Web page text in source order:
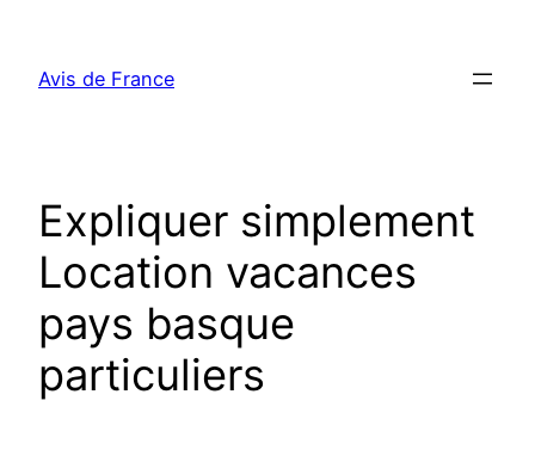
contenu
Avis de France
Expliquer simplement
Location vacances
pays basque
particuliers